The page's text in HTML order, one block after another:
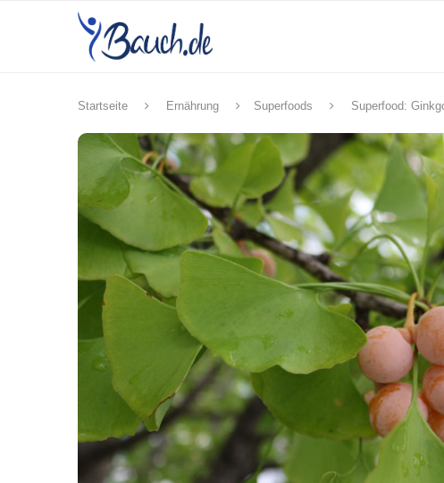
Startseite Ernährung Superfoods Superfood: